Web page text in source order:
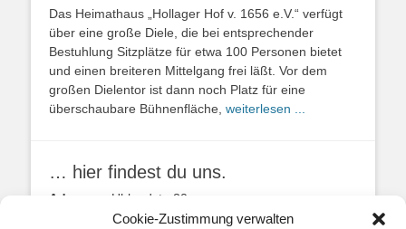
Cookie-Zustimmung verwalten
Das Heimathaus „Hollager Hof v. 1656 e.V.“ verfügt
über eine große Diele, die bei entsprechender
Bestuhlung Sitzplätze für etwa 100 Personen bietet
und einen breiteren Mittelgang frei läßt. Vor dem
großen Dielentor ist dann noch Platz für eine
überschaubare Bühnenfläche, weiterlesen ...
… hier findest du uns.
Adresse: Uhlandstr. 20
49134 Wallenhorst